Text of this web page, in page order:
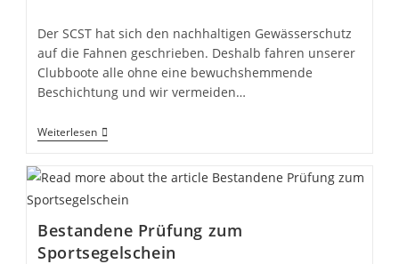
Der SCST hat sich den nachhaltigen Gewässerschutz
auf die Fahnen geschrieben. Deshalb fahren unserer
Clubboote alle ohne eine bewuchshemmende
Beschichtung und wir vermeiden…
WeiterlesenAntifouling-
Free
Bestandene Prüfung zum
Sportsegelschein